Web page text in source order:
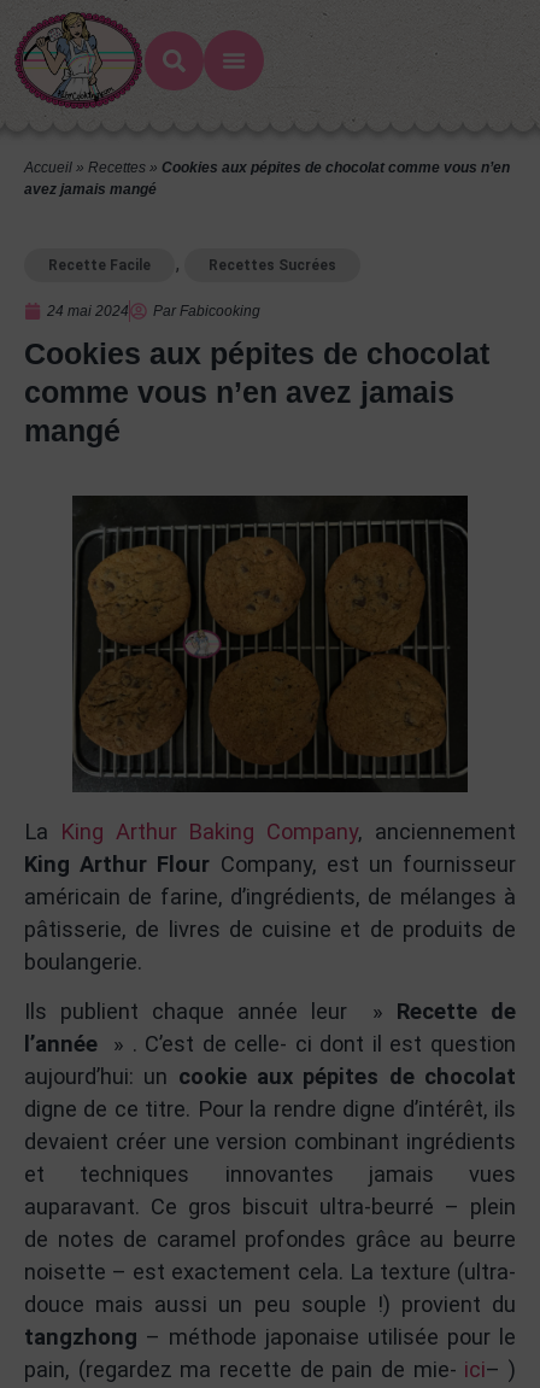
Accueil » Recettes » Cookies aux pépites de chocolat comme vous n’en
avez jamais mangé
Recette Facile , Recettes Sucrées
24 mai 2024 Par Fabicooking
Cookies aux pépites de chocolat
comme vous n’en avez jamais
mangé
La King Arthur Baking Company, anciennement
King Arthur Flour Company, est un fournisseur
américain de farine, d’ingrédients, de mélanges à
pâtisserie, de livres de cuisine et de produits de
boulangerie.
Ils publient chaque année leur » Recette de
l’année » . C’est de celle- ci dont il est question
aujourd’hui: un cookie aux pépites de chocolat
digne de ce titre. Pour la rendre digne d’intérêt, ils
devaient créer une version combinant ingrédients
et techniques innovantes jamais vues
auparavant. Ce gros biscuit ultra-beurré – plein
de notes de caramel profondes grâce au beurre
noisette – est exactement cela. La texture (ultra-
douce mais aussi un peu souple !) provient du
tangzhong – méthode japonaise utilisée pour le
pain, (regardez ma recette de pain de mie- ici– )